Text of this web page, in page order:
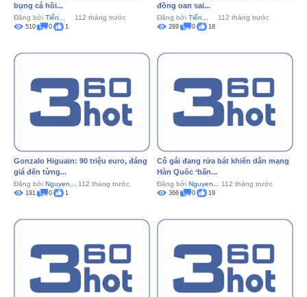
bụng cá hồi...
Đăng bởi Tiến... 112 tháng trước
510 0 1
đồng oan sai...
Đăng bởi Tiến... 112 tháng trước
289 0 18
Gonzalo Higuain: 90 triệu euro, đáng
giá đến từng...
Đăng bởi Nguyen... 112 tháng trước
191 0 1
Cô gái đang rửa bát khiến dân mạng
Hàn Quốc ‘bấn...
Đăng bởi Nguyen... 112 tháng trước
366 0 19